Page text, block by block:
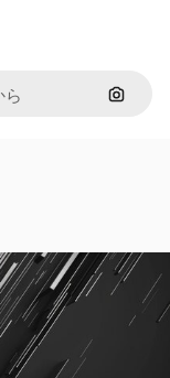
画像で